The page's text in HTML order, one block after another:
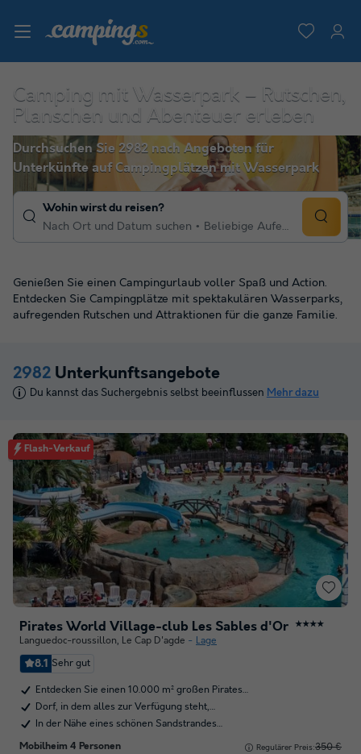
Camping mit Wasserpark – Rutschen,
Planschen und Abenteuer erleben
Durchsuchen Sie 2982 nach Angeboten für
Unterkünfte auf Campingplätzen mit Wasserpark
Wohin wirst du reisen?
Nach Ort und Datum suchen
Beliebige Aufenthaltsdauer
Genießen Sie einen Campingurlaub voller Spaß und Action.
Entdecken Sie Campingplätze mit spektakulären Wasserparks,
aufregenden Rutschen und Attraktionen für die ganze Familie.
2982 Unterkunftsangebote
Du kannst das Suchergebnis selbst beeinflussen Mehr dazu
Flash-Verkauf
Pirates World Village-club Les Sables d'Or ★★★★
Languedoc-roussillon, Le Cap D'agde Lage
8.1 Sehr gut
Entdecken Sie einen 10.000 m² großen Pirates…
Dorf, in dem alles zur Verfügung steht,…
In der Nähe eines schönen Sandstrandes…
Mobilheim 4 Personen
Regulärer Preis:350 €